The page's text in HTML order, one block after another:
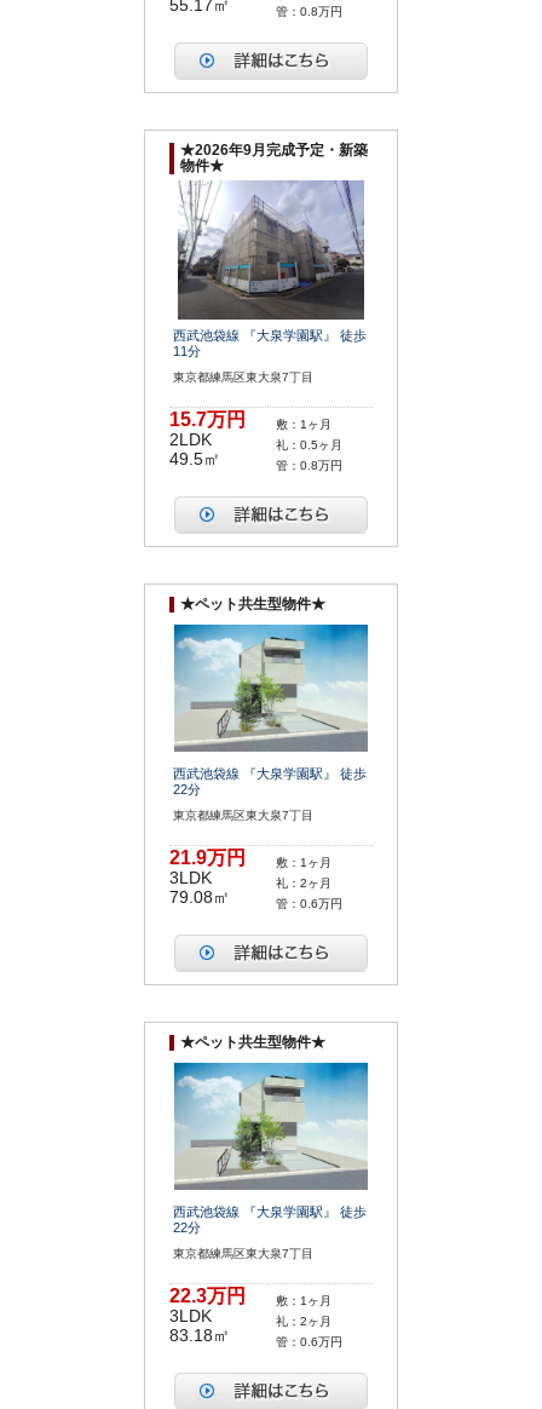
55.17㎡ 管：0.8万円
★2026年9月完成予定・新築
物件★
西武池袋線 『大泉学園駅』 徒歩
11分
東京都練馬区東大泉7丁目
15.7万円
2LDK
49.5㎡
敷：1ヶ月
礼：0.5ヶ月
管：0.8万円
★ペット共生型物件★
西武池袋線 『大泉学園駅』 徒歩
22分
東京都練馬区東大泉7丁目
21.9万円
3LDK
79.08㎡
敷：1ヶ月
礼：2ヶ月
管：0.6万円
★ペット共生型物件★
西武池袋線 『大泉学園駅』 徒歩
22分
東京都練馬区東大泉7丁目
22.3万円
3LDK
83.18㎡
敷：1ヶ月
礼：2ヶ月
管：0.6万円